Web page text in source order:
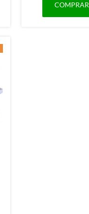
COMPRAR